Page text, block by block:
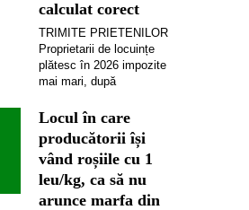
calculat corect
TRIMITE PRIETENILOR
Proprietarii de locuințe
plătesc în 2026 impozite
mai mari, după
Locul în care
producătorii își
vând roșiile cu 1
leu/kg, ca să nu
arunce marfa din